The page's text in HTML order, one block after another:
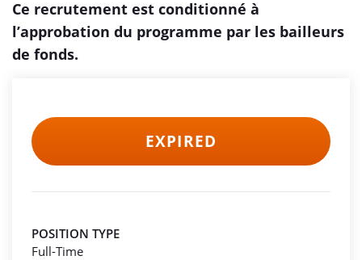
Ce recrutement est conditionné à
l’approbation du programme par les bailleurs
de fonds.
EXPIRED
POSITION TYPE
Full-Time